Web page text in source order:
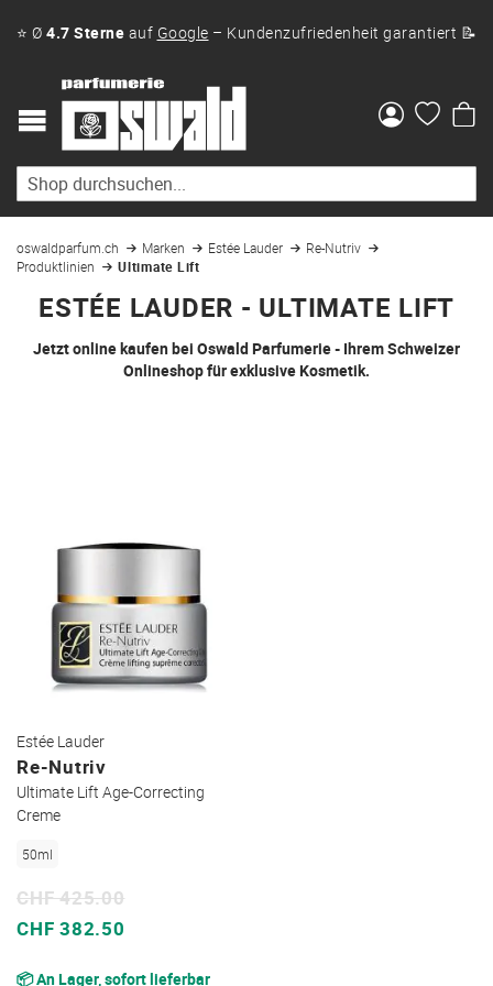
⭐ Ø 4.7 Sterne auf Google – Kundenzufriedenheit garantiert 📝
oswaldparfum.ch Marken Estée Lauder
Re-Nutriv
Produktlinien
Ultimate Lift
ESTÉE LAUDER - ULTIMATE LIFT
Jetzt online kaufen bei Oswald Parfumerie - Ihrem Schweizer
Onlineshop für exklusive Kosmetik.
Estée Lauder
Re-Nutriv
Ultimate Lift Age-Correcting
Creme
50ml
Sonderpreis
CHF 382.50
CHF 425.00
📦 An Lager, sofort lieferbar